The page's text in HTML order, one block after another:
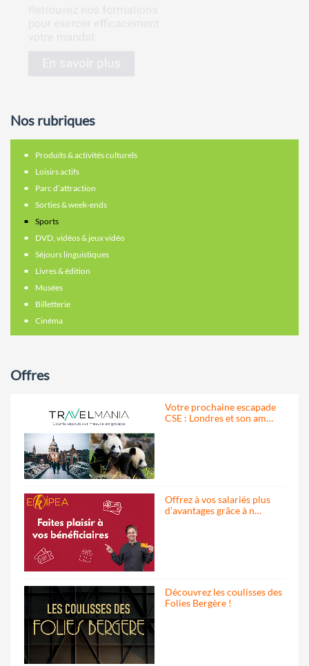
Nos rubriques
Produits & activités culturels
Loisirs actifs
Parc d’attraction
Sorties & week-ends
Sports
DVD, vidéos & jeux vidéo
Séjours linguistiques
Livres & édition
Musées
Billetterie
Cinéma
Offres
Votre prochaine escapade
CSE : Londres et son am…
Offrez à vos salariés plus
d’avantages grâce à n…
Découvrez les coulisses des
Folies Bergère !